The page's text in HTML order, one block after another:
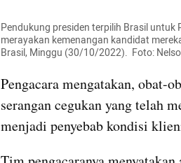
Pendukung presiden terpilih Brasil untuk
merayakan kemenangan kandidat
Brasil, Minggu (30/10/2022).  Foto:
Pengacara mengatakan, obat-
serangan cegukan yang telah
menjadi penyebab kondisi